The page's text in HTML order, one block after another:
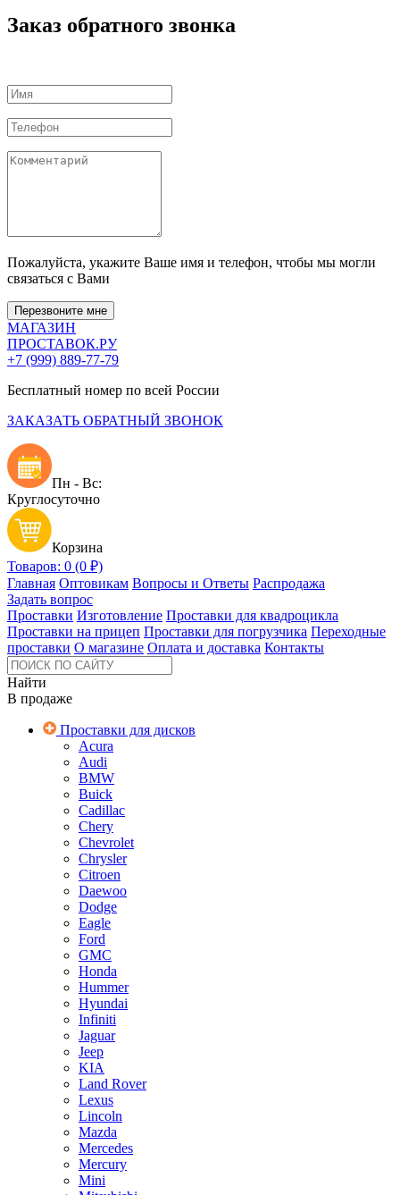
Заказ обратного звонка
Пожалуйста, укажите Ваше имя и телефон, чтобы мы могли
связаться с Вами
Перезвоните мне
МАГАЗИН
ПРОСТАВОК.РУ
+7 (999) 889-77-79
Бесплатный номер по всей России
ЗАКАЗАТЬ ОБРАТНЫЙ ЗВОНОК
Пн - Вс:
Круглосуточно
Корзина
Товаров: 0 (0 ₽)
Главная Оптовикам Вопросы и Ответы Распродажа
Задать вопрос
Проставки Изготовление Проставки для квадроцикла
Проставки на прицеп Проставки для погрузчика Переходные
проставки О магазине Оплата и доставка Контакты
Найти
В продаже
Проставки для дисков
Acura
Audi
BMW
Buick
Cadillac
Chery
Chevrolet
Chrysler
Citroen
Daewoo
Dodge
Eagle
Ford
GMC
Honda
Hummer
Hyundai
Infiniti
Jaguar
Jeep
KIA
Land Rover
Lexus
Lincoln
Mazda
Mercedes
Mercury
Mini